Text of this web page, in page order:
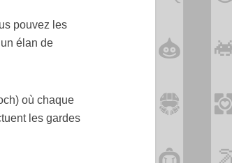
pouvez les
élan de
où chaque
les gardes